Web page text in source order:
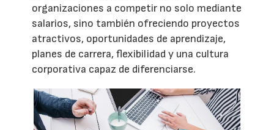
organizaciones a competir no solo mediante
salarios, sino también ofreciendo proyectos
atractivos, oportunidades de aprendizaje,
planes de carrera, flexibilidad y una cultura
corporativa capaz de diferenciarse.